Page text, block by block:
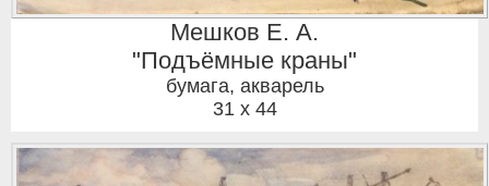
Мешков Е. А.
"Подъёмные краны"
бумага, акварель
31 x 44